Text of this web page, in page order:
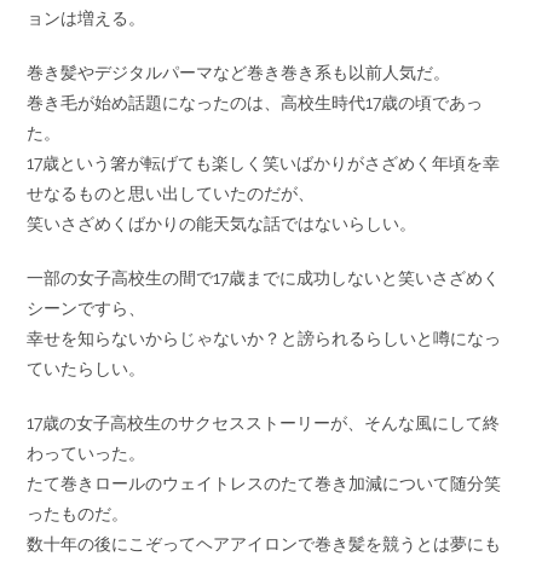
ョンは増える。
巻き髪やデジタルパーマなど巻き巻き系も以前人気だ。
巻き毛が始め話題になったのは、高校生時代17歳の頃であっ
た。
17歳という箸が転げても楽しく笑いばかりがさざめく年頃を幸
せなるものと思い出していたのだが、
笑いさざめくばかりの能天気な話ではないらしい。
一部の女子高校生の間で17歳までに成功しないと笑いさざめく
シーンですら、
幸せを知らないからじゃないか？と謗られるらしいと噂になっ
ていたらしい。
17歳の女子高校生のサクセスストーリーが、そんな風にして終
わっていった。
たて巻きロールのウェイトレスのたて巻き加減について随分笑
ったものだ。
数十年の後にこぞってヘアアイロンで巻き髪を競うとは夢にも